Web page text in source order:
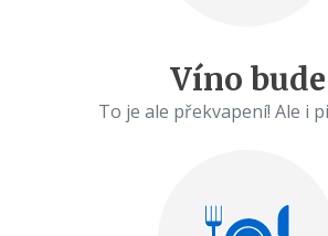
Víno bude
To je ale překvapení!